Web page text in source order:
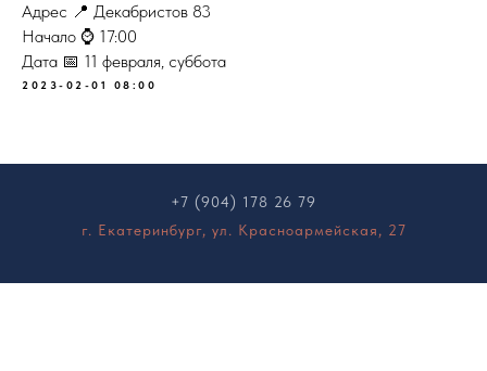
Адрес 📍 Декабристов 83
Начало ⌚ 17:00
Дата 📅 11 февраля, суббота
2023-02-01 08:00
+7 (904) 178 26 79
г. Екатеринбург, ул. Красноармейская, 27